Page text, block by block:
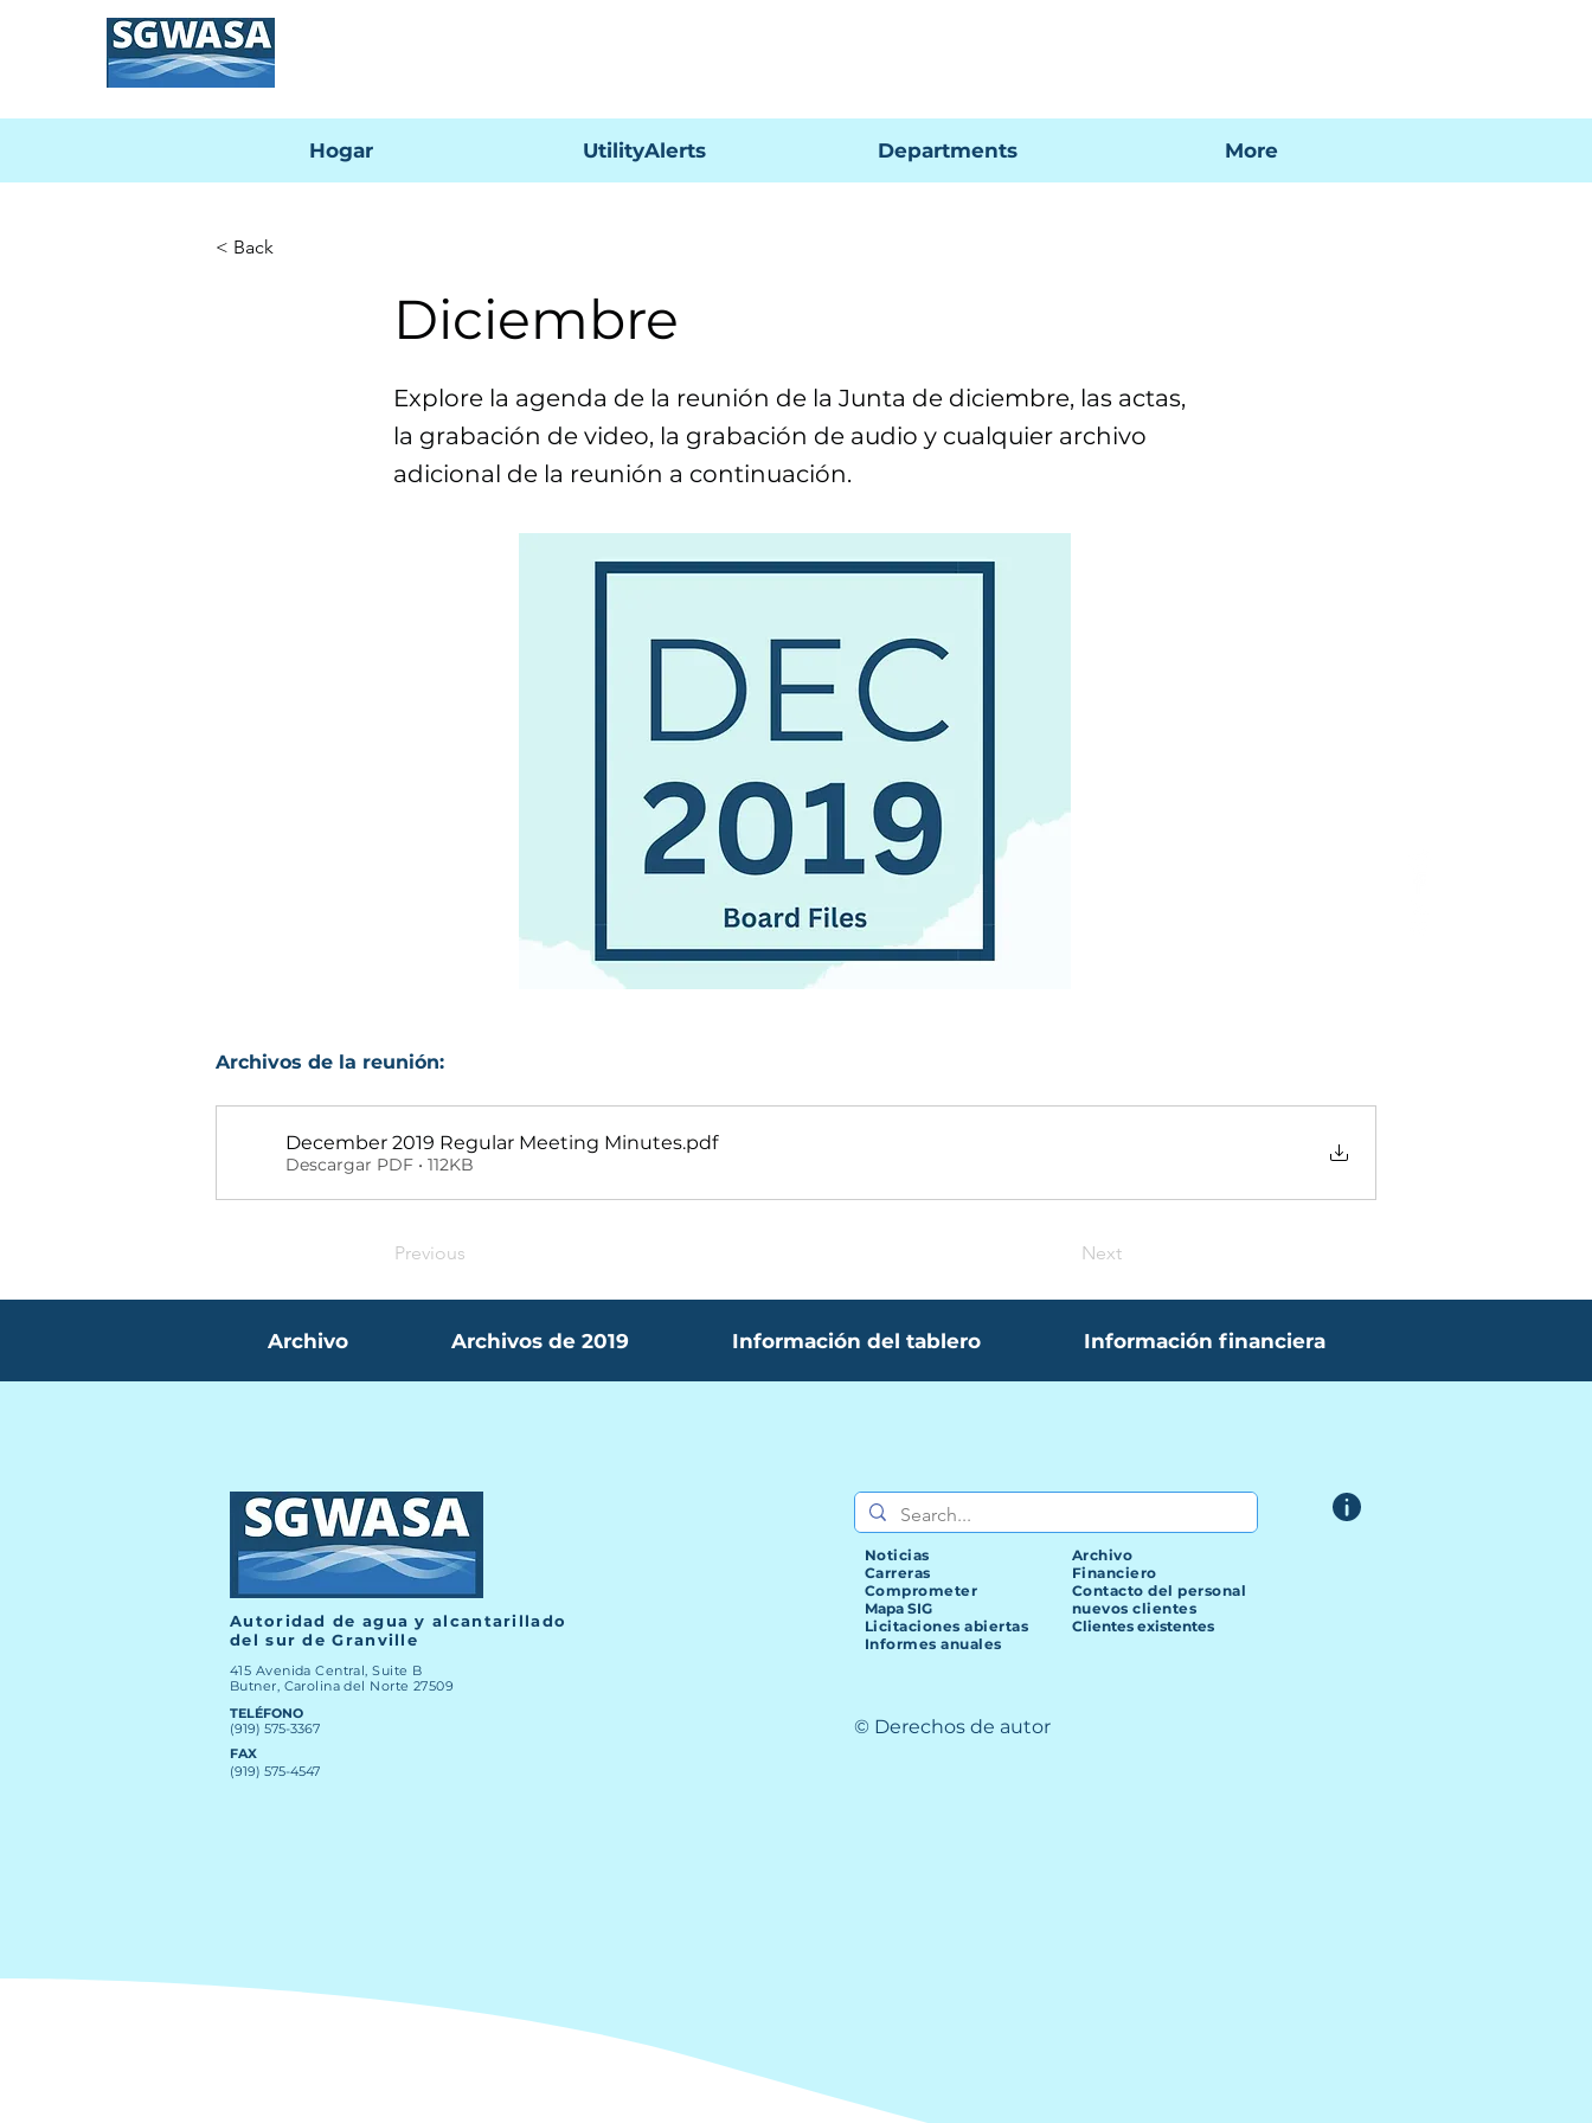
Hogar UtilityAlerts Departments More
< Back
Diciembre
Explore la agenda de la reunión de la Junta de diciembre, las actas,
la grabación de video, la grabación de audio y cualquier archivo
adicional de la reunión a continuación.
Archivos de la reunión:
December 2019 Regular Meeting Minutes.pdf
Descargar PDF • 112KB
Previous Next
Archivo Archivos de 2019 Información del tablero Información financiera
Autoridad de agua y alcantarillado
del sur de Granville
415 Avenida Central, Suite B
Butner, Carolina del Norte 27509
TELÉFONO
(919) 575-3367
FAX
(919) 575-4547
Noticias
Carreras
Comprometer
Mapa SIG
Licitaciones abiertas
Informes anuales
Archivo
Financiero
Contacto del personal
nuevos clientes
Clientes existentes
© Derechos de autor